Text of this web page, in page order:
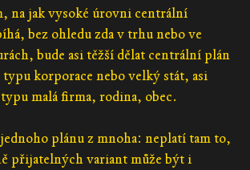
na jak vysoké úrovni centrální
bez ohledu zda v trhu nebo ve
bude asi těžší dělat centrální plán
korporace nebo velký stát, asi
malá firma, rodina, obec.
plánu z mnoha: neplatí tam to,
přijatelných variant může být i